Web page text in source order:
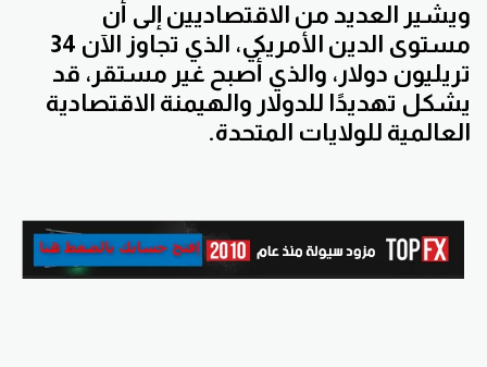
ويشير العديد من الاقتصاديين إلى أن
مستوى الدين الأمريكي، الذي تجاوز الآن 34
تريليون دولار، والذي أصبح غير مستقر، قد
يشكل تهديدًا للدولار والهيمنة الاقتصادية
العالمية للولايات المتحدة.